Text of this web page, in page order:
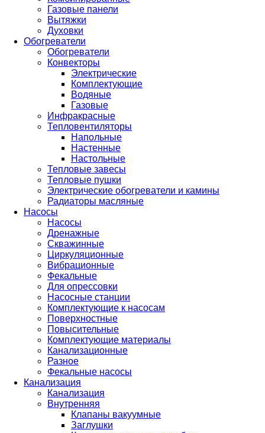
Газовые панели
Вытяжки
Духовки
Обогреватели
Обогреватели
Конвекторы
Электрические
Комплектующие
Водяные
Газовые
Инфракрасные
Тепловентиляторы
Напольные
Настенные
Настольные
Тепловые завесы
Тепловые пушки
Электрические обогреватели и камины
Радиаторы масляные
Насосы
Насосы
Дренажные
Скважинные
Циркуляционные
Вибрационные
Фекальные
Для опрессовки
Насосные станции
Комплектующие к насосам
Поверхностные
Повысительные
Комплектующие материалы
Канализационные
Разное
Фекальные насосы
Канализация
Канализация
Внутренняя
Клапаны вакуумные
Заглушки